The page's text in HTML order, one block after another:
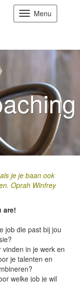
Menu
je je baan ook
Oprah Winfrey
are!
job die past bij jou
vinden in je werk en
je talenten en
welke job je wil